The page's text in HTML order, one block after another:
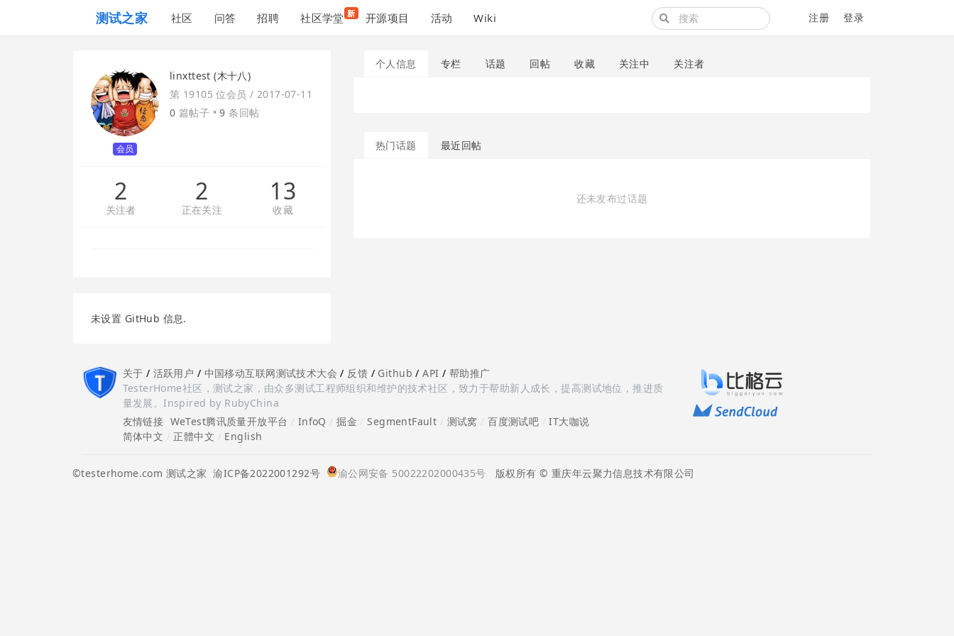
测试之家 社区 问答 招聘 社区学堂 新 开源项目 活动 Wiki 注册 登录
会员
linxttest (木十八)
第 19105 位会员 / 2017-07-11
0 篇帖子 •9 条回帖
2
关注者
2
正在关注
13
收藏
未设置 GitHub 信息.
个人信息 专栏 话题 回帖 收藏 关注中 关注者
热门话题 最近回帖
还未发布过话题
关于 / 活跃用户 / 中国移动互联网测试技术大会 / 反馈 / Github /API / 帮助推广
TesterHome社区，测试之家，由众多测试工程师组织和维护的技术社区，致力于帮助新人成长，提高测试地位，推进质
量发展。Inspired by RubyChina
友情链接 WeTest腾讯质量开放平台 InfoQ /掘金 /SegmentFault 测试窝 /百度测试吧 /IT大咖说
简体中文
正體中文 English
©testerhome.com 测试之家 渝ICP备2022001292号 渝公网安备 50022202000435号 版权所有 © 重庆年云聚力信息技术有限公司